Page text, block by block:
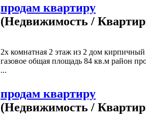
продам квартиру
(Недвижимость /
2х комнатная 2 этаж из 2 дом
газовое общая площадь 84 кв.м район
...
продам квартиру
(Недвижимость /